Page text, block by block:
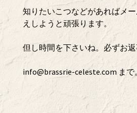
知りたいこつなどがあればメ
えしようと頑張ります。
但し時間を下さいね。必ずお返
info@brassrie-celeste.com まで